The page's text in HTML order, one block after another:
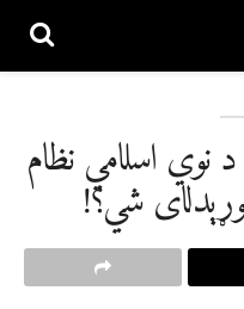
نوي اسلامي نظام
شي؟!